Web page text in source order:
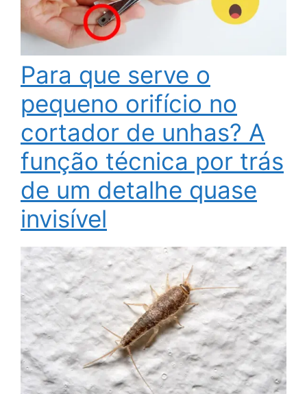
Para que serve o
pequeno orifício no
cortador de unhas? A
função técnica por trás
de um detalhe quase
invisível